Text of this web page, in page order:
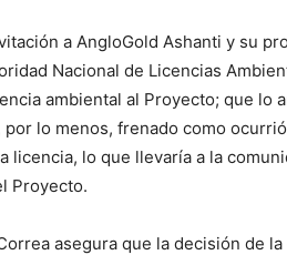
a AngloGold Ashanti y su
Nacional de Licencias
ambiental al Proyecto; que lo
lo menos, frenado como
licencia, lo que llevaría a la
Proyecto.
asegura que la decisión de